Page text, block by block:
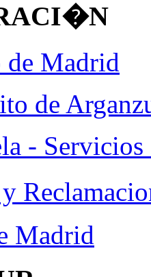
de Madrid
de
- Servicios
Madrid